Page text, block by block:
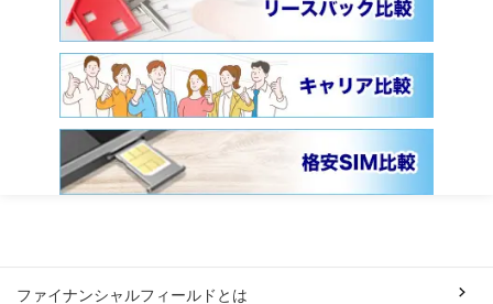
ファイナンシャルフィールドとは